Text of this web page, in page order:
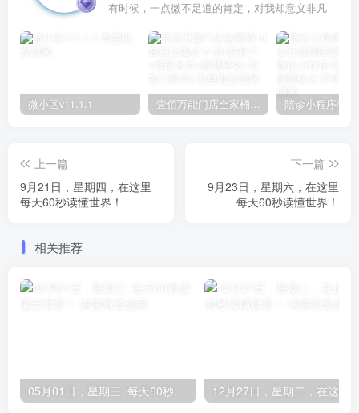
有时候，一点微不足道的肯定，对我却意义非凡
微小区v11.1.1 壹佰万能门店全家桶10套独立版v2.6.68(​多商户+智能名片+智慧轻站+万能门店等)
上一篇
9月21日，星期四，在这里
每天60秒读懂世界！
下一篇
9月23日，星期六，在这里
每天60秒读懂世界！
相关推荐
05月01日，星期三, 每天60秒读懂全世界！